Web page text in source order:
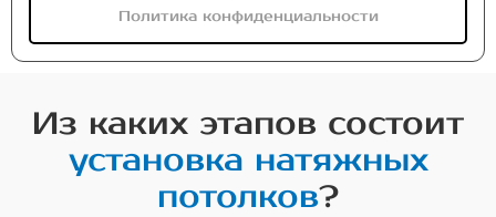
Политика конфиденциальности
Из каких этапов состоит
установка натяжных
потолков?